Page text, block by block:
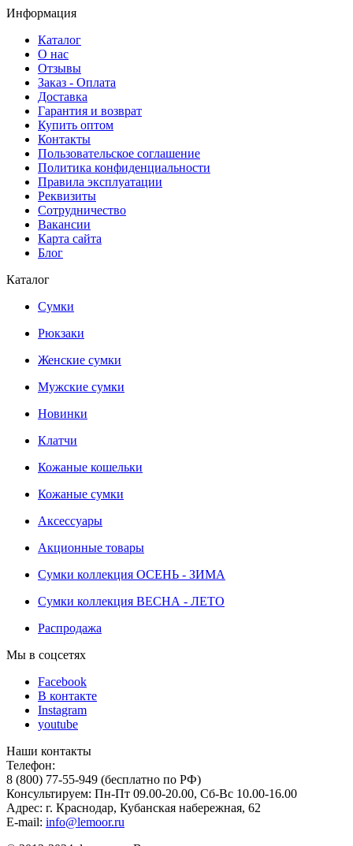
Информация
Каталог
О нас
Отзывы
Заказ - Оплата
Доставка
Гарантия и возврат
Купить оптом
Контакты
Пользовательское соглашение
Политика конфиденциальности
Правила эксплуатации
Реквизиты
Сотрудничество
Вакансии
Карта сайта
Блог
Каталог
Сумки
Рюкзаки
Женские сумки
Мужские сумки
Новинки
Клатчи
Кожаные кошельки
Кожаные сумки
Аксессуары
Акционные товары
Сумки коллекция ОСЕНЬ - ЗИМА
Сумки коллекция ВЕСНА - ЛЕТО
Распродажа
Мы в соцсетях
Facebook
В контакте
Instagram
youtube
Наши контакты
Телефон:
8 (800) 77-55-949 (бесплатно по РФ)
Консультируем: Пн-Пт 09.00-20.00, Сб-Вс 10.00-16.00
Адрес: г. Краснодар, Кубанская набережная, 62
E-mail: info@lemoor.ru